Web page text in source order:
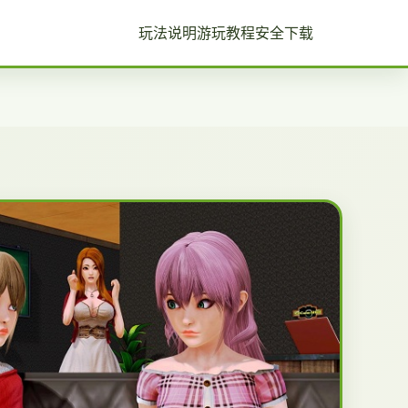
玩法说明游玩教程安全下载